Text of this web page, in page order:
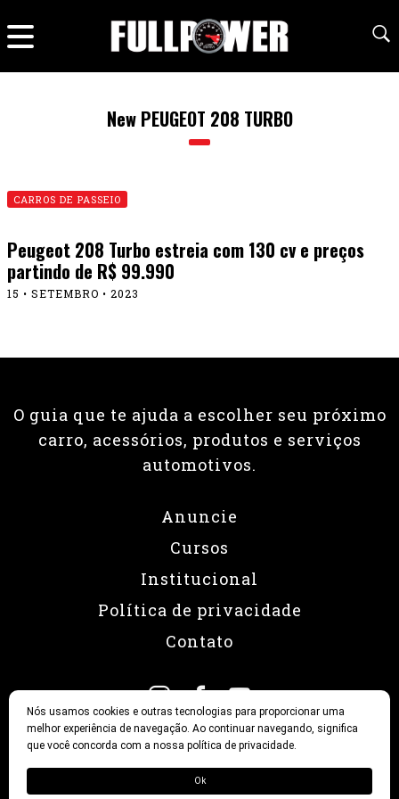
New PEUGEOT 208 TURBO
CARROS DE PASSEIO
Peugeot 208 Turbo estreia com 130 cv e preços
partindo de R$ 99.990
15 • SETEMBRO • 2023
O guia que te ajuda a escolher seu próximo
carro, acessórios, produtos e serviços
automotivos.
Anuncie
Cursos
Institucional
Política de privacidade
Contato
Nós usamos cookies e outras tecnologias para proporcionar uma
melhor experiência de navegação. Ao continuar navegando, significa
que você concorda com a nossa política de privacidade.
Ok